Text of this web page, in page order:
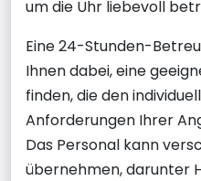
um die Uhr liebevoll
Eine 24-Stunden-
Ihnen dabei, eine
finden, die den
Anforderungen Ihrer
Das Personal kann
übernehmen, darunter